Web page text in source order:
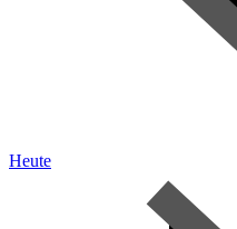
Heute